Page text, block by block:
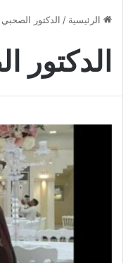
الرئيسية / الدكتور
الدكتور